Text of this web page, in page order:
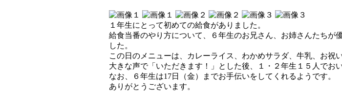
１年生にとって初めての給食がありました。
給食当番のやり方について、６年生のお兄さん、お姉さんたちが
した。
この日のメニューは、カレーライス、わかめサラダ、牛乳、お祝
大きな声で「いただきます！」とした後、１・２年生１５人でお
なお、６年生は17日（金）までお手伝いをしてくれるようです。
ありがとうございます。